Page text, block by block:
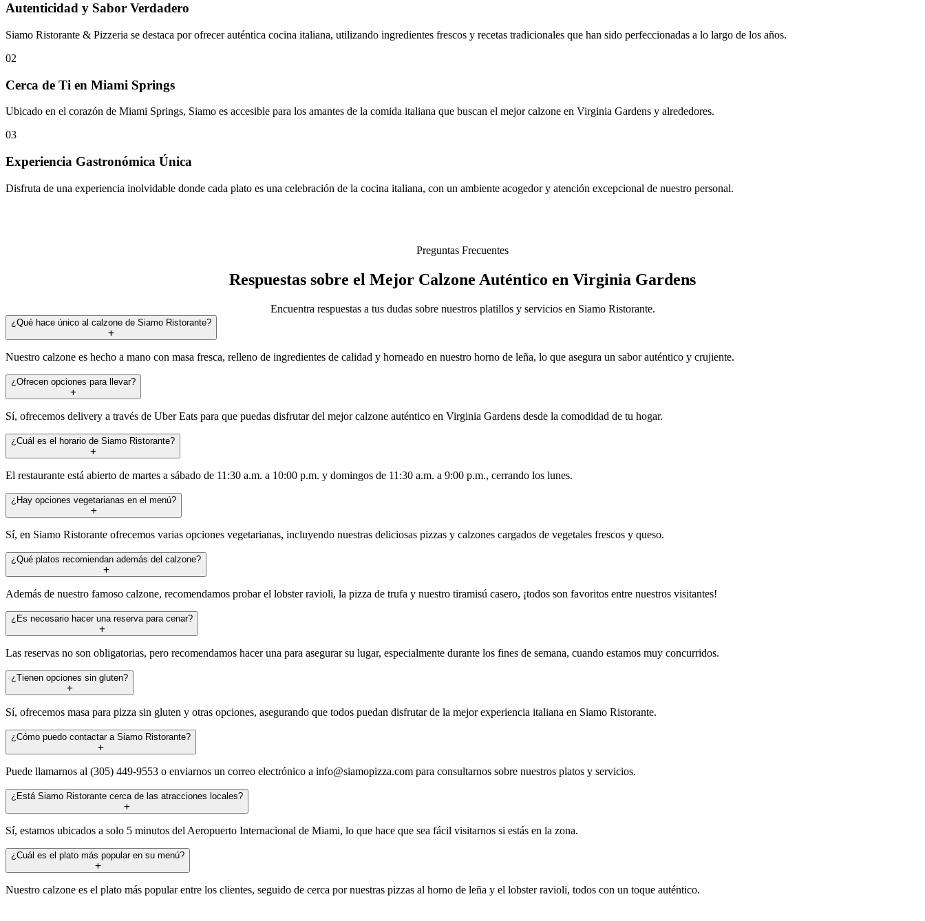
Autenticidad y Sabor Verdadero
Siamo Ristorante & Pizzeria se destaca por ofrecer auténtica cocina italiana, utilizando ingredientes frescos y recetas tradicionales que han sido perfeccionadas a lo largo de los años.
02
Cerca de Ti en Miami Springs
Ubicado en el corazón de Miami Springs, Siamo es accesible para los amantes de la comida italiana que buscan el mejor calzone en Virginia Gardens y alrededores.
03
Experiencia Gastronómica Única
Disfruta de una experiencia inolvidable donde cada plato es una celebración de la cocina italiana, con un ambiente acogedor y atención excepcional de nuestro personal.
Preguntas Frecuentes
Respuestas sobre el Mejor Calzone Auténtico en Virginia Gardens
Encuentra respuestas a tus dudas sobre nuestros platillos y servicios en Siamo Ristorante.
¿Qué hace único al calzone de Siamo Ristorante?
Nuestro calzone es hecho a mano con masa fresca, relleno de ingredientes de calidad y horneado en nuestro horno de leña, lo que asegura un sabor auténtico y crujiente.
¿Ofrecen opciones para llevar?
Sí, ofrecemos delivery a través de Uber Eats para que puedas disfrutar del mejor calzone auténtico en Virginia Gardens desde la comodidad de tu hogar.
¿Cuál es el horario de Siamo Ristorante?
El restaurante está abierto de martes a sábado de 11:30 a.m. a 10:00 p.m. y domingos de 11:30 a.m. a 9:00 p.m., cerrando los lunes.
¿Hay opciones vegetarianas en el menú?
Sí, en Siamo Ristorante ofrecemos varias opciones vegetarianas, incluyendo nuestras deliciosas pizzas y calzones cargados de vegetales frescos y queso.
¿Qué platos recomiendan además del calzone?
Además de nuestro famoso calzone, recomendamos probar el lobster ravioli, la pizza de trufa y nuestro tiramisú casero, ¡todos son favoritos entre nuestros visitantes!
¿Es necesario hacer una reserva para cenar?
Las reservas no son obligatorias, pero recomendamos hacer una para asegurar su lugar, especialmente durante los fines de semana, cuando estamos muy concurridos.
¿Tienen opciones sin gluten?
Sí, ofrecemos masa para pizza sin gluten y otras opciones, asegurando que todos puedan disfrutar de la mejor experiencia italiana en Siamo Ristorante.
¿Cómo puedo contactar a Siamo Ristorante?
Puede llamarnos al (305) 449-9553 o enviarnos un correo electrónico a info@siamopizza.com para consultarnos sobre nuestros platos y servicios.
¿Está Siamo Ristorante cerca de las atracciones locales?
Sí, estamos ubicados a solo 5 minutos del Aeropuerto Internacional de Miami, lo que hace que sea fácil visitarnos si estás en la zona.
¿Cuál es el plato más popular en su menú?
Nuestro calzone es el plato más popular entre los clientes, seguido de cerca por nuestras pizzas al horno de leña y el lobster ravioli, todos con un toque auténtico.